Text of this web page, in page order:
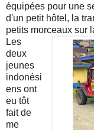
équipées pour une
d'un petit hôtel, la
petits morceaux sur
Les
deux
jeunes
indonési
ens ont
eu tôt
fait de
me